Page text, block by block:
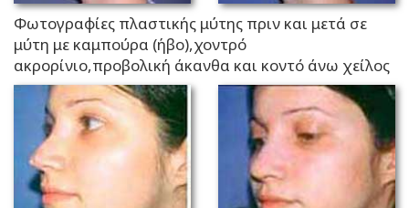
Φωτογραφίες πλαστικής μύτης πριν και μετά σε
μύτη με καμπούρα (ήβο),χοντρό
ακρορίνιο,προβολική άκανθα και κοντό άνω χείλος